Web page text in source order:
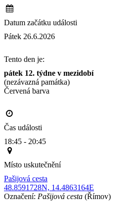
Datum začátku události
Pátek 26.6.2026
Tento den je:
pátek 12. týdne v mezidobí
(nezávazná památka)
Červená
Čas události
18:45 - 20:45
Místo uskutečnění
Pašijová cesta
48.8591728N, 14.4863164E
Označení: Pašijová cesta (Římov)